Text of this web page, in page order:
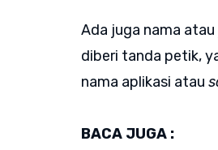
Ada juga nama
diberi tanda petik,
nama aplikasi atau
BACA JUGA :